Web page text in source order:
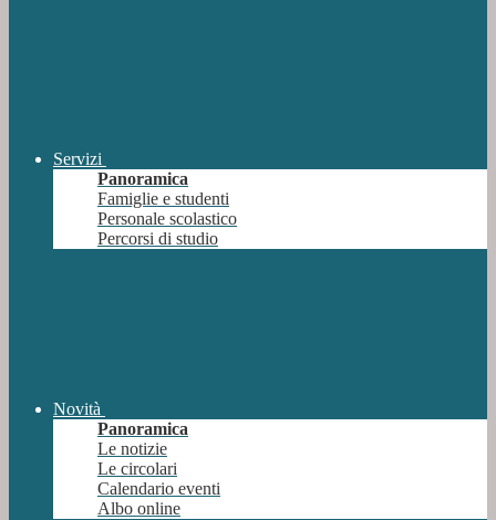
Servizi
Panoramica
Famiglie e studenti
Personale scolastico
Percorsi di studio
Novità
Panoramica
Le notizie
Le circolari
Calendario eventi
Albo online